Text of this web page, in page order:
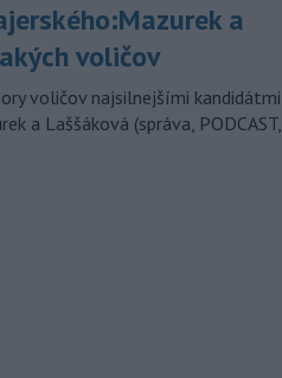
a
voličov
voličov najsilnejšími kandidátmi
a Laššáková (správa, PODCAST,